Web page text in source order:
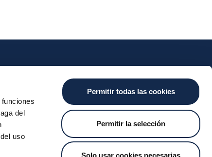
del
uso
Permitir todas las cookies
Permitir la selección
Solo usar cookies necesarias
About the SDA
Services
Valitic
Payguard
Account Switching
News
Iberpay News